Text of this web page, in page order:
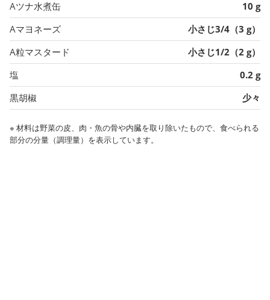
Aツナ水煮缶
10 g
Aマヨネーズ
小さじ3/4（3 g）
A粒マスタード
小さじ1/2（2 g）
塩
0.2 g
黒胡椒
少々
※ 材料は野菜の皮、肉・魚の骨や内臓を取り除いたもので、食べられる
部分の分量（調理量）を表示しています。